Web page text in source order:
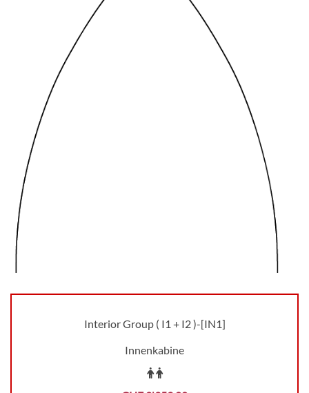
Interior Group ( I1 + I2 )-[IN1]
Innenkabine